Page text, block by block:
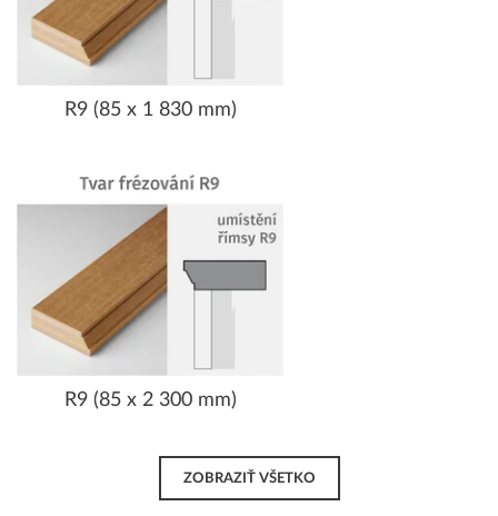
R9 (85 x 1 830 mm)
R9 (85 x 2 300 mm)
ZOBRAZIŤ VŠETKO